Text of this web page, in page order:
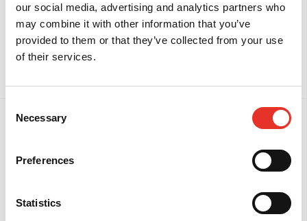
our social media, advertising and analytics partners who
may combine it with other information that you’ve
provided to them or that they’ve collected from your use
of their services.
Selection
Necessary
Preferences
Statistics
Grips Ranked Rashguard
short sleeve - blauw
vanaf € 59,96
Grips Ranked Rashguard
short sleeve - bruin
vanaf € 59,96